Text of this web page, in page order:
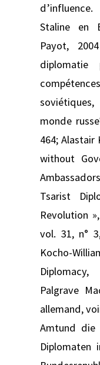
Staline en
Payot,
monde
464; Alastair
without
Tsarist
Revolution
vol. 31, n°
Kocho-
Palgrave
allemand,
Amtund die
Diplomaten